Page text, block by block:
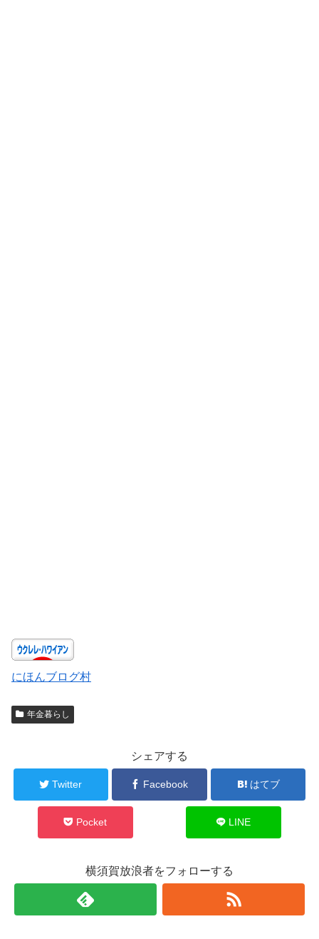
にほんブログ村
年金暮らし
シェアする
Twitter Facebook はてブ
Pocket LINE
横須賀放浪者をフォローする